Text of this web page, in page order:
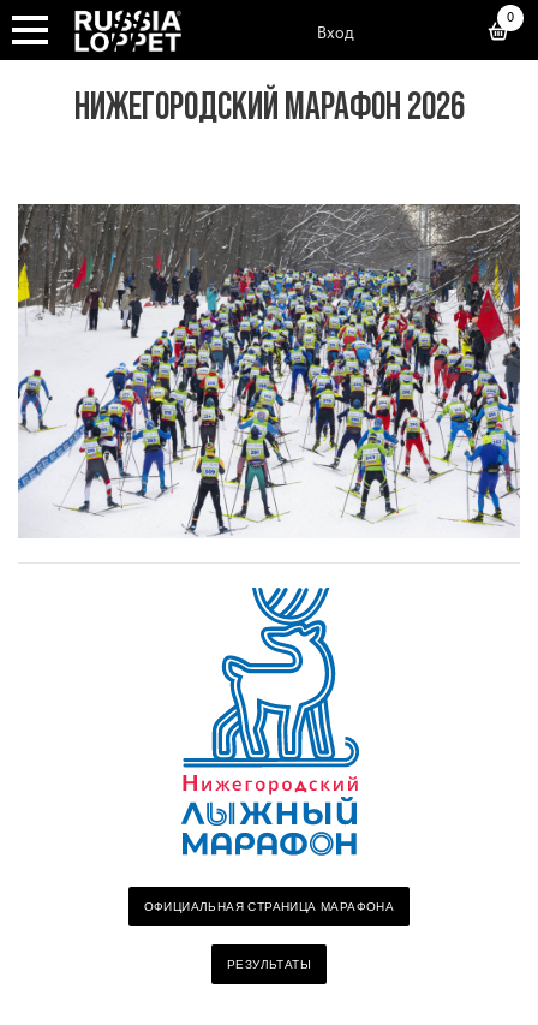
Вход
0
НИЖЕГОРОДСКИЙ МАРАФОН 2026
ОФИЦИАЛЬНАЯ СТРАНИЦА МАРАФОНА
РЕЗУЛЬТАТЫ